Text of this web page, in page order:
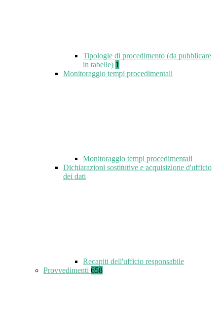
Tipologie di procedimento (da pubblicare
in tabelle) 1
Monitoraggio tempi procedimentali
Monitoraggio tempi procedimentali
Dichiarazioni sostitutive e acquisizione d'ufficio
dei dati
Recapiti dell'ufficio responsabile
Provvedimenti 658